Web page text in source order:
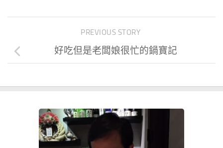
PREVIOUS STORY
好吃但是老闆娘很忙的鍋寶記